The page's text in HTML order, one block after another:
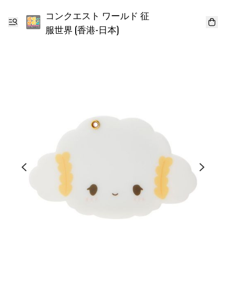
コンクエスト ワールド 征
服世界 (香港-日本)